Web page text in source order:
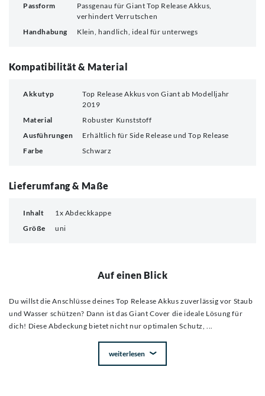
Passform
Passgenau für Giant Top Release Akkus,
verhindert Verrutschen
Handhabung
Klein, handlich, ideal für unterwegs
Kompatibilität & Material
Akkutyp
Top Release Akkus von Giant ab Modelljahr
2019
Material
Robuster Kunststoff
Ausführungen
Erhältlich für Side Release und Top Release
Farbe
Schwarz
Lieferumfang & Maße
Inhalt
1x Abdeckkappe
Größe
uni
Auf einen Blick
Du willst die Anschlüsse deines Top Release Akkus zuverlässig vor Staub
und Wasser schützen? Dann ist das Giant Cover die ideale Lösung für
dich! Diese Abdeckung bietet nicht nur optimalen Schutz,
weiterlesen